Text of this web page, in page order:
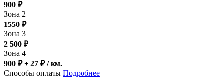
900 ₽
Зона 2
1550 ₽
Зона 3
2 500 ₽
Зона 4
900 ₽ + 27 ₽/ км.
Способы оплаты Подробнее